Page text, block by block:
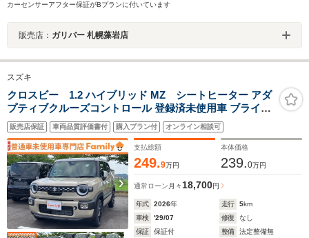
カーセンサーアフター保証がBプランに付いています
販売店： ガリバー 札幌藻岩店
スズキ
クロスビー 1.2 ハイブリッド MZ シートヒーター アダ
プティブクルーズコントロール 登録済未使用車 ブライン
ドスポットモニター フォグランプ アルミホイール リアト
ラフィックモニター アダプティブヘッドライト MTモー
ド 禁煙車
販売店保証 車両品質評価書付 購入プラン付 オンライン相談可
支払総額
249.9万円
本体価格
239.0万円
通常ローン 月々18,700円
年式 2026年 走行 5km
車検
'29/07 修復
なし
保証
保証付 整備
法定整備無